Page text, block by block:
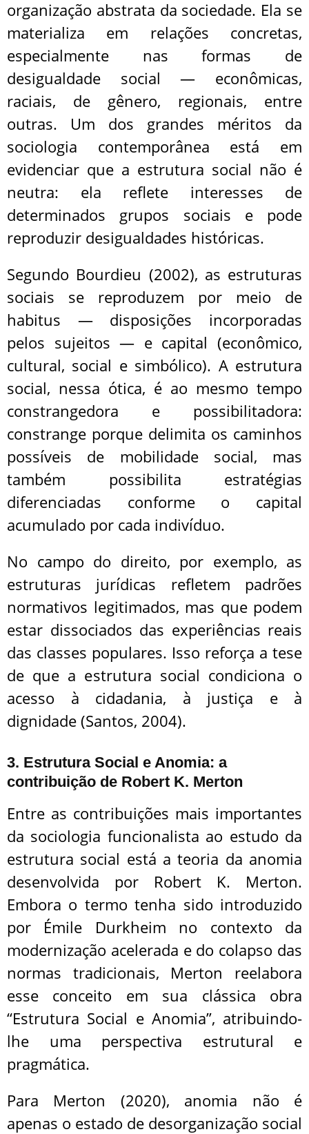
organização abstrata da sociedade. Ela se
materializa em relações concretas,
especialmente nas formas de
desigualdade social — econômicas,
raciais, de gênero, regionais, entre
outras. Um dos grandes méritos da
sociologia contemporânea está em
evidenciar que a estrutura social não é
neutra: ela reflete interesses de
determinados grupos sociais e pode
reproduzir desigualdades históricas.
Segundo Bourdieu (2002), as estruturas
sociais se reproduzem por meio de
habitus — disposições incorporadas
pelos sujeitos — e capital (econômico,
cultural, social e simbólico). A estrutura
social, nessa ótica, é ao mesmo tempo
constrangedora e possibilitadora:
constrange porque delimita os caminhos
possíveis de mobilidade social, mas
também possibilita estratégias
diferenciadas conforme o capital
acumulado por cada indivíduo.
No campo do direito, por exemplo, as
estruturas jurídicas refletem padrões
normativos legitimados, mas que podem
estar dissociados das experiências reais
das classes populares. Isso reforça a tese
de que a estrutura social condiciona o
acesso à cidadania, à justiça e à
dignidade (Santos, 2004).
3. Estrutura Social e Anomia: a
contribuição de Robert K. Merton
Entre as contribuições mais importantes
da sociologia funcionalista ao estudo da
estrutura social está a teoria da anomia
desenvolvida por Robert K. Merton.
Embora o termo tenha sido introduzido
por Émile Durkheim no contexto da
modernização acelerada e do colapso das
normas tradicionais, Merton reelabora
esse conceito em sua clássica obra
“Estrutura Social e Anomia”, atribuindo-
lhe uma perspectiva estrutural e
pragmática.
Para Merton (2020), anomia não é
apenas o estado de desorganização social